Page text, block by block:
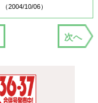
（2004/10/06）
次へ